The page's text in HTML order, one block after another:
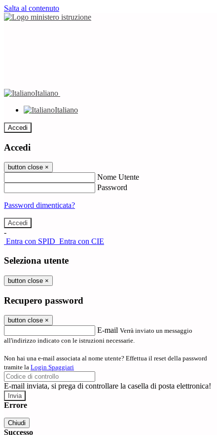
Salta al contenuto
Italiano
Italiano
Accedi
Accedi
button close ×
Nome Utente
Password
Password dimenticata?
-
Entra con SPID Entra con CIE
Seleziona utente
button close ×
Recupero password
button close ×
E-mail Verrà inviato un messaggio
all'indirizzo indicato con le istruzioni necessarie.
Non hai una e-mail associata al nome utente? Effettua il reset della password
tramite la Login Spaggiari
E-mail inviata, si prega di controllare la casella di posta elettronica!
Errore
Chiudi
Successo